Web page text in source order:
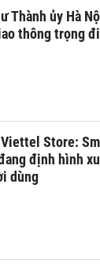
Thành ủy Hà
thông trọng
Viettel Store:
định hình
dùng